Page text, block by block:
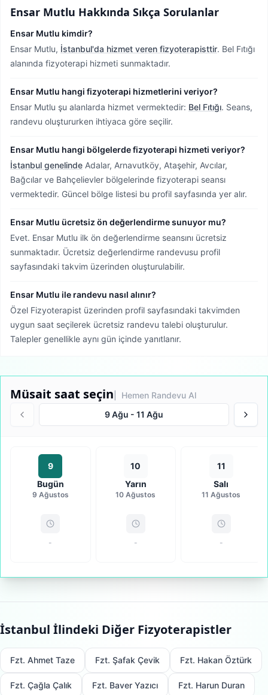
Ensar Mutlu Hakkında Sıkça Sorulanlar
Ensar Mutlu kimdir?
Ensar Mutlu, İstanbul'da hizmet veren fizyoterapisttir. Bel Fıtığı
alanında fizyoterapi hizmeti sunmaktadır.
Ensar Mutlu hangi fizyoterapi hizmetlerini veriyor?
Ensar Mutlu şu alanlarda hizmet vermektedir: Bel Fıtığı. Seans,
randevu oluştururken ihtiyaca göre seçilir.
Ensar Mutlu hangi bölgelerde fizyoterapi hizmeti veriyor?
İstanbul genelinde Adalar, Arnavutköy, Ataşehir, Avcılar,
Bağcılar ve Bahçelievler bölgelerinde fizyoterapi seansı
vermektedir. Güncel bölge listesi bu profil sayfasında yer alır.
Ensar Mutlu ücretsiz ön değerlendirme sunuyor mu?
Evet. Ensar Mutlu ilk ön değerlendirme seansını ücretsiz
sunmaktadır. Ücretsiz değerlendirme randevusu profil
sayfasındaki takvim üzerinden oluşturulabilir.
Ensar Mutlu ile randevu nasıl alınır?
Özel Fizyoterapist üzerinden profil sayfasındaki takvimden
uygun saat seçilerek ücretsiz randevu talebi oluşturulur.
Talepler genellikle aynı gün içinde yanıtlanır.
Müsait saat seçin | Hemen Randevu Al
9 Ağu - 11 Ağu
9
Bugün
9 Ağustos
-
10
Yarın
10 Ağustos
-
11
Salı
11 Ağustos
-
İstanbul İlindeki Diğer Fizyoterapistler
Fzt. Ahmet Taze Fzt. Şafak Çevik Fzt. Hakan Öztürk
Fzt. Çağla Çalık Fzt. Baver Yazıcı Fzt. Harun Duran